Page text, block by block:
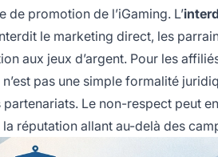
promotion de l’iGaming. L’
le marketing direct, les
aux jeux d’argent. Pour les
pas une simple formalité
Le non-respect peut
réputation allant au-delà des